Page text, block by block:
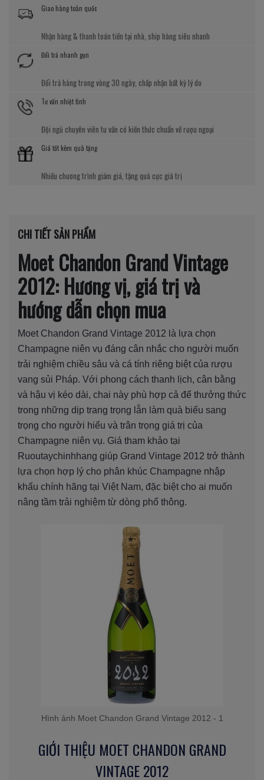
Giao hàng toàn quốc
Nhận hàng & thanh toán tiền tại nhà, ship hàng siêu nhanh
Đổi trả nhanh gọn
Đổi trả hàng trong vòng 30 ngày, chấp nhận bất kỳ lý do
Tư vấn nhiệt tình
Đội ngũ chuyên viên tư vấn có kiến thức chuẩn về rượu ngoại
Giá tốt kèm quà tặng
Nhiều chương trình giảm giá, tặng quà cực giá trị
CHI TIẾT SẢN PHẨM
Moet Chandon Grand Vintage
2012: Hương vị, giá trị và
hướng dẫn chọn mua
Moet Chandon Grand Vintage 2012 là lựa chọn
Champagne niên vụ đáng cân nhắc cho người muốn
trải nghiệm chiều sâu và cá tính riêng biệt của rượu
vang sủi Pháp. Với phong cách thanh lịch, cân bằng
và hậu vị kéo dài, chai này phù hợp cả để thưởng thức
trong những dịp trang trọng lẫn làm quà biếu sang
trọng cho người hiểu và trân trọng giá trị của
Champagne niên vụ. Giá tham khảo tại
Ruoutaychinhhang giúp Grand Vintage 2012 trở thành
lựa chọn hợp lý cho phân khúc Champagne nhập
khẩu chính hãng tại Việt Nam, đặc biệt cho ai muốn
nâng tầm trải nghiệm từ dòng phổ thông.
Hình ảnh Moet Chandon Grand Vintage 2012 - 1
GIỚI THIỆU MOET CHANDON GRAND
VINTAGE 2012